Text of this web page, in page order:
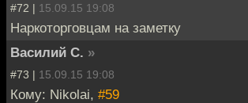
#72 | 15.09.15 19:08
Наркоторговцам на заметку
Василий С. »
#73 | 15.09.15 19:08
Кому: Nikolai, #59